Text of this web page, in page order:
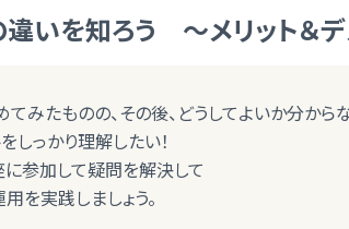
いを知ろう ～メリット＆デ
みたものの、その後、どうしてよいか分から
しっかり理解したい！
参加して疑問を解決して
を実践しましょう。